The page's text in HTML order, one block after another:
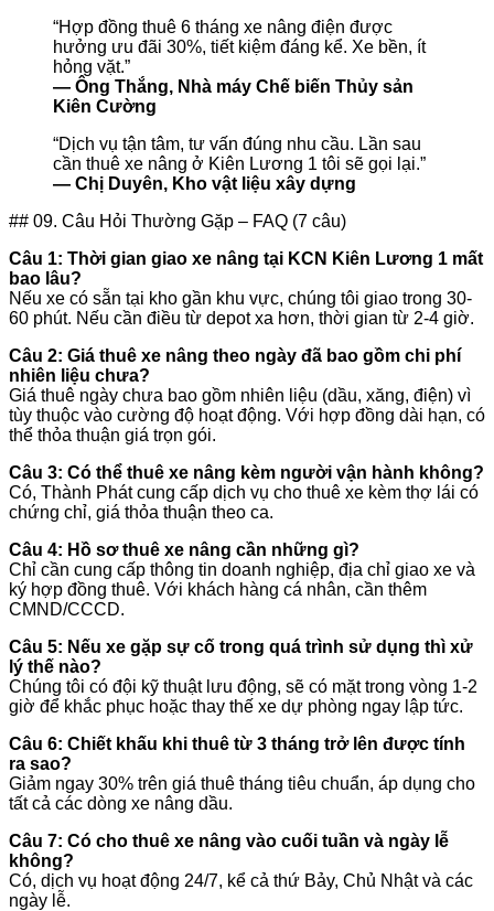
“Hợp đồng thuê 6 tháng xe nâng điện được
hưởng ưu đãi 30%, tiết kiệm đáng kể. Xe bền, ít
hỏng vặt.”
— Ông Thắng, Nhà máy Chế biến Thủy sản
Kiên Cường
“Dịch vụ tận tâm, tư vấn đúng nhu cầu. Lần sau
cần thuê xe nâng ở Kiên Lương 1 tôi sẽ gọi lại.”
— Chị Duyên, Kho vật liệu xây dựng
## 09. Câu Hỏi Thường Gặp – FAQ (7 câu)
Câu 1: Thời gian giao xe nâng tại KCN Kiên Lương 1 mất
bao lâu?
Nếu xe có sẵn tại kho gần khu vực, chúng tôi giao trong 30-
60 phút. Nếu cần điều từ depot xa hơn, thời gian từ 2-4 giờ.
Câu 2: Giá thuê xe nâng theo ngày đã bao gồm chi phí
nhiên liệu chưa?
Giá thuê ngày chưa bao gồm nhiên liệu (dầu, xăng, điện) vì
tùy thuộc vào cường độ hoạt động. Với hợp đồng dài hạn, có
thể thỏa thuận giá trọn gói.
Câu 3: Có thể thuê xe nâng kèm người vận hành không?
Có, Thành Phát cung cấp dịch vụ cho thuê xe kèm thợ lái có
chứng chỉ, giá thỏa thuận theo ca.
Câu 4: Hồ sơ thuê xe nâng cần những gì?
Chỉ cần cung cấp thông tin doanh nghiệp, địa chỉ giao xe và
ký hợp đồng thuê. Với khách hàng cá nhân, cần thêm
CMND/CCCD.
Câu 5: Nếu xe gặp sự cố trong quá trình sử dụng thì xử
lý thế nào?
Chúng tôi có đội kỹ thuật lưu động, sẽ có mặt trong vòng 1-2
giờ để khắc phục hoặc thay thế xe dự phòng ngay lập tức.
Câu 6: Chiết khấu khi thuê từ 3 tháng trở lên được tính
ra sao?
Giảm ngay 30% trên giá thuê tháng tiêu chuẩn, áp dụng cho
tất cả các dòng xe nâng dầu.
Câu 7: Có cho thuê xe nâng vào cuối tuần và ngày lễ
không?
Có, dịch vụ hoạt động 24/7, kể cả thứ Bảy, Chủ Nhật và các
ngày lễ.